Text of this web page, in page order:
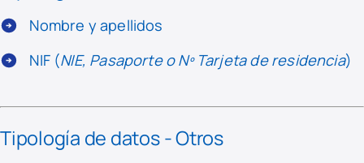
Nombre y apellidos
NIF (NIE, Pasaporte o Nº Tarjeta de residencia)
Tipología de datos - Otros